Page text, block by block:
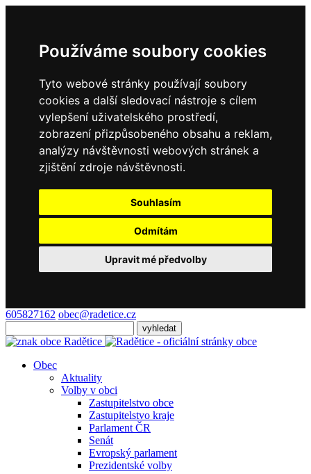
Používáme soubory cookies
Tyto webové stránky používají soubory
cookies a další sledovací nástroje s cílem
vylepšení uživatelského prostředí,
zobrazení přizpůsobeného obsahu a reklam,
analýzy návštěvnosti webových stránek a
zjištění zdroje návštěvnosti.
Souhlasím
Odmítám
Upravit mé předvolby
605827162 obec@radetice.cz
Obec
Aktuality
Volby v obci
Zastupitelstvo obce
Zastupitelstvo kraje
Parlament ČR
Senát
Evropský parlament
Prezidentské volby